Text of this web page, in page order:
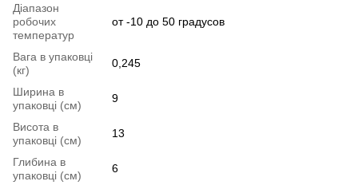
Діапазон
робочих
температур
от -10 до 50 градусов
Вага в упаковці
(кг)
0,245
Ширина в
упаковці (см)
9
Висота в
упаковці (см)
13
Глибина в
упаковці (см)
6